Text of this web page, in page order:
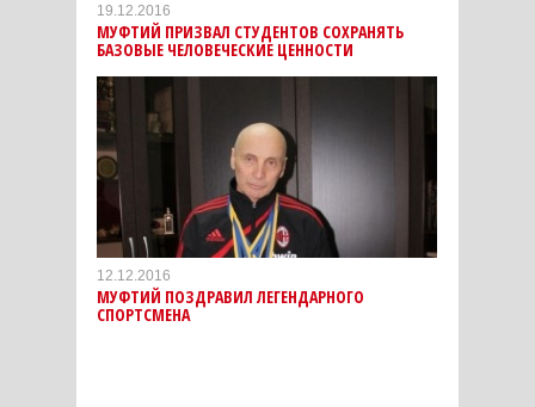
19.12.2016
МУФТИЙ ПРИЗВАЛ СТУДЕНТОВ СОХРАНЯТЬ
БАЗОВЫЕ ЧЕЛОВЕЧЕСКИЕ ЦЕННОСТИ
12.12.2016
МУФТИЙ ПОЗДРАВИЛ ЛЕГЕНДАРНОГО
СПОРТСМЕНА